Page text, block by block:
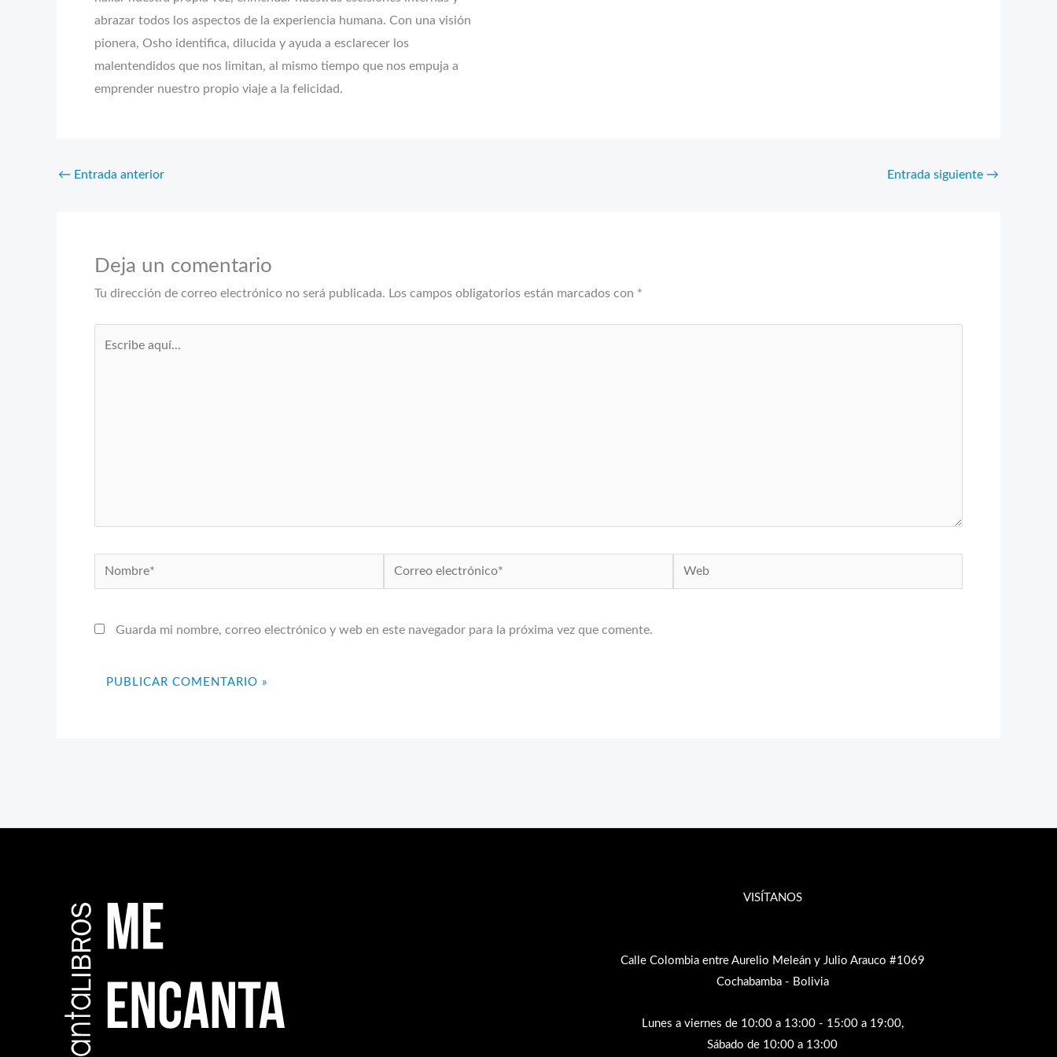
abrazar todos los aspectos de la experiencia humana. Con una visión
pionera, Osho identifica, dilucida y ayuda a esclarecer los
malentendidos que nos limitan, al mismo tiempo que nos empuja a
emprender nuestro propio viaje a la felicidad.
← Entrada anterior Entrada siguiente →
Deja un comentario
Tu dirección de correo electrónico no será publicada. Los campos obligatorios están marcados con *
Nombre*
Correo
electrónico*
Web
Guarda mi nombre, correo electrónico y web en este navegador para la próxima vez que comente.
VISÍTANOS
Calle Colombia entre Aurelio Meleán y Julio Arauco #1069
Cochabamba - Bolivia
Lunes a viernes de 10:00 a 13:00 - 15:00 a 19:00,
Sábado de 10:00 a 13:00